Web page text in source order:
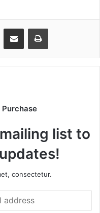
Share via Email Print
list to
consectetur.